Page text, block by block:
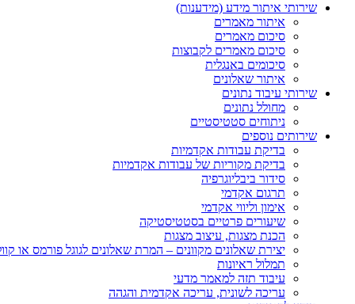
שירותי איתור מידע (מידענות)
איתור מאמרים
סיכום מאמרים
סיכום מאמרים לקבוצות
סיכומים באנגלית
איתור שאלונים
שירותי עיבוד נתונים
מחולל נתונים
ניתוחים סטטיסטיים
שירותים נוספים
בדיקת עבודות אקדמיות
בדיקת מקוריות של עבודות אקדמיות
סידור ביבליוגרפיה
תרגום אקדמי
אימון וליווי אקדמי
שיעורים פרטיים בסטטיסטיקה
הכנת מצגות, עיצוב מצגות
יצירת שאלונים מקוונים – המרת שאלונים לגוגל פורמס או
תמלול ראיונות
עיבוד תזה למאמר מדעי
עריכה לשונית, עריכה אקדמית והגהה